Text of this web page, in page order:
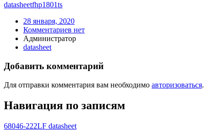
datasheetfhp1801ts
28 января, 2020
Комментариев нет
Администратор
datasheet
Добавить комментарий
Для отправки комментария вам необходимо авторизоваться.
Навигация по записям
68046-222LF datasheet